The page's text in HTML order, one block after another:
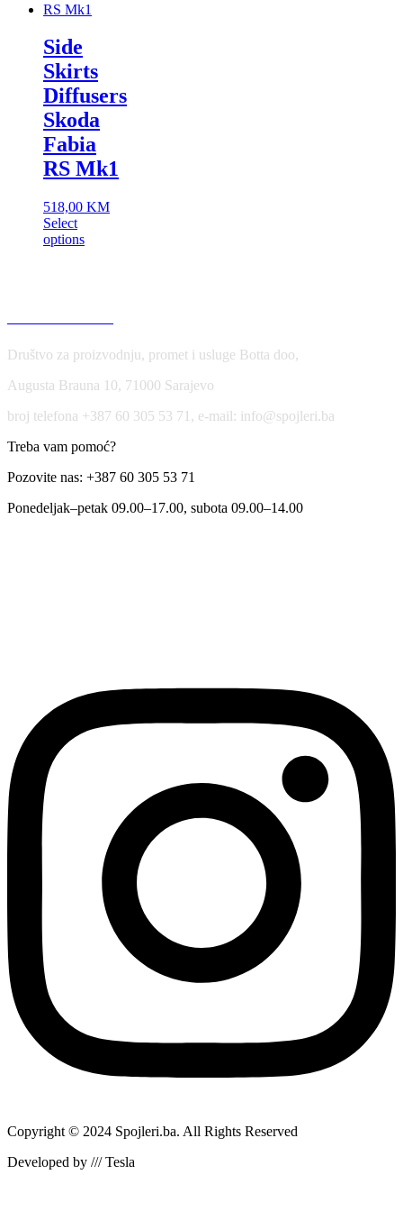
Side
Skirts
Diffusers
Skoda
Fabia
RS Mk1
518,00 KM
Select
options
Društvo za proizvodnju, promet i usluge Botta doo,
Augusta Brauna 10, 71000 Sarajevo
broj telefona +387 60 305 53 71, e-mail: info@spojleri.ba
Treba vam pomoć?
Pozovite nas: +387 60 305 53 71
Ponedeljak–petak 09.00–17.00, subota 09.00–14.00
Copyright © 2024 Spojleri.ba. All Rights Reserved
Developed by /// Tesla